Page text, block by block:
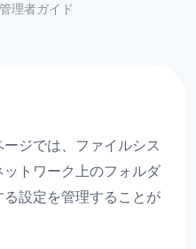
理者ガイド
ジでは、ファイルシス
トワーク上のフォルダ
設定を管理することが